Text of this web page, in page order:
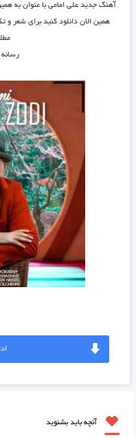
آهنگ جدید علی امامیبا عنوان به
همین الان دانلود کنید برای شعر
رسانه
آنچه باید بشنوید